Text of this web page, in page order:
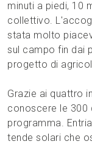
minuti a piedi, 10
collettivo.
stata molto
sul campo fin dai
progetto di
Grazie ai quattro
conoscere le 300
programma.
tende solari che